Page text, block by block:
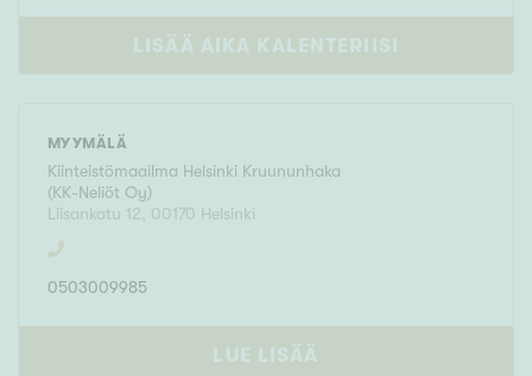
LISÄÄ AIKA KALENTERIISI
MYYMÄLÄ
Kiinteistömaailma Helsinki Kruununhaka
(KK-Neliöt Oy)
Liisankatu 12, 00170 Helsinki
0503009985
LUE LISÄÄ